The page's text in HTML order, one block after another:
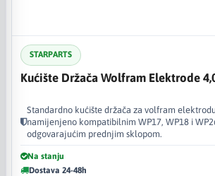
STARPARTS
Kućište Držača Wolfram Elektrode
Standardno kućište držača za volfram
namijenjeno kompatibilnim WP17, WP18 i
odgovarajućim prednjim sklopom.
Na stanju
Dostava 24-48h